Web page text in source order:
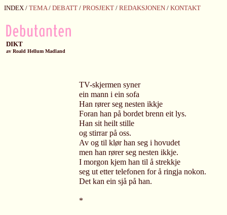
INDEX / TEMA/ DEBATT / PROSJEKT / REDAKSJONEN / KONTAKT
DIKT
av Roald Hellum Madland
TV-skjermen syner
ein mann i ein sofa
Han rører seg nesten ikkje
Foran han på bordet brenn eit lys.
Han sit heilt stille
og stirrar på oss.
Av og til klør han seg i hovudet
men han rører seg nesten ikkje.
I morgon kjem han til å strekkje
seg ut etter telefonen for å ringja nokon.
Det kan ein sjå på han.
*